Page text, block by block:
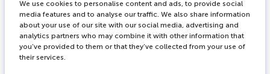
We use cookies to personalise content and ads, to provide social
media features and to analyse our traffic. We also share information
about your use of our site with our social media, advertising and
analytics partners who may combine it with other information that
you’ve provided to them or that they’ve collected from your use of
their services.
tourist holiday!!
OnAir64046
Early evening cruise
We did the early evening
cruise to see the lights of